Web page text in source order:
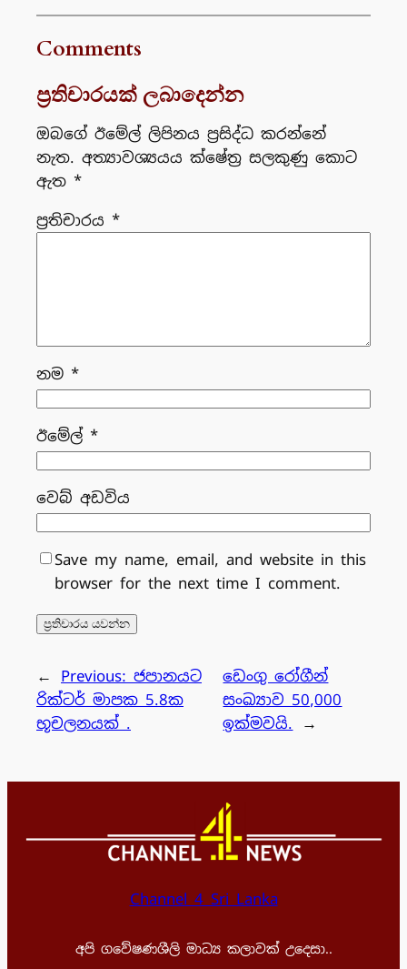
Comments
ප්‍රතිචාරයක් ලබාදෙන්න
ඔබගේ ඊමේල් ලිපිනය ප්‍රසිද්ධ කරන්නේ
නැත. අත්‍යාවශ්‍යයය ක්ෂේත්‍ර සලකුණු කොට
ඇත *
ප්‍රතිචාරය *
නම *
ඊමේල් *
වෙබ් අඩවිය
Save my name, email, and website in this
browser for the next time I comment.
← Previous: ජපානයට
රික්ටර් මාපක 5.8ක
භූචලනයක් .
ඩෙංගු රෝගීන්
සංඛ්‍යාව 50,000
ඉක්මවයි.
→
Channel 4 Sri Lanka
අපි ගවේෂණශීලි මාධ්‍ය කලාවක් උදෙසා..